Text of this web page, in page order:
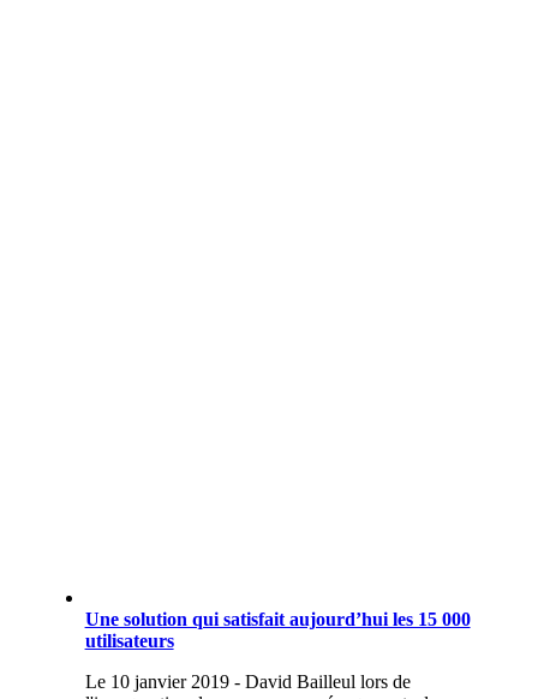
Une solution qui satisfait aujourd’hui les 15 000
utilisateurs
Le 10 janvier 2019 - David Bailleul lors de